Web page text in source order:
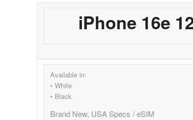
iPhone 16e
Available in:
• White
• Black
Brand New, USA Specs / eSIM